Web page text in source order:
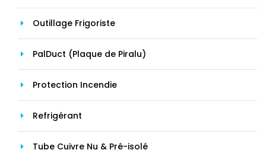
Outillage Frigoriste
PalDuct (Plaque de Piralu)
Protection Incendie
Refrigérant
Tube Cuivre Nu & Pré-isolé